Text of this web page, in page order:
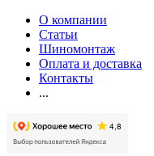
О компании
Статьи
Шиномонтаж
Оплата и доставка
Контакты
...